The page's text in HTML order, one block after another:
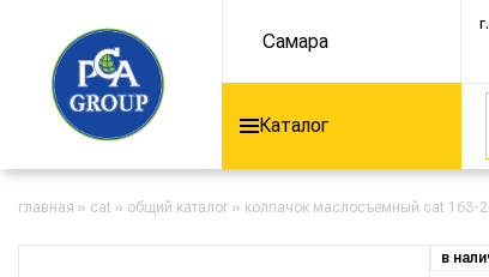
Самара
Каталог
главная » cat » общий каталог » колпачок маслосъемный cat 163-
в